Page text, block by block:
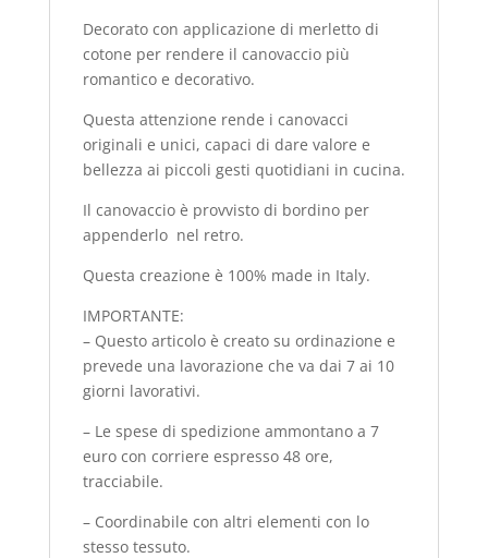
Decorato con applicazione di merletto di
cotone per rendere il canovaccio più
romantico e decorativo.
Questa attenzione rende i canovacci
originali e unici, capaci di dare valore e
bellezza ai piccoli gesti quotidiani in cucina.
Il canovaccio è provvisto di bordino per
appenderlo nel retro.
Questa creazione è 100% made in Italy.
IMPORTANTE:
– Questo articolo è creato su ordinazione e
prevede una lavorazione che va dai 7 ai 10
giorni lavorativi.
– Le spese di spedizione ammontano a 7
euro con corriere espresso 48 ore,
tracciabile.
– Coordinabile con altri elementi con lo
stesso tessuto.